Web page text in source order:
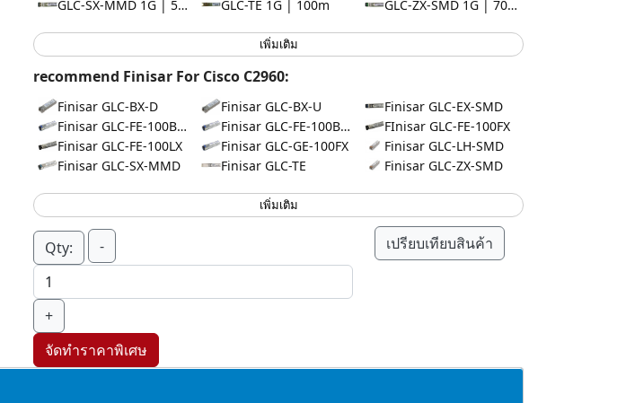
GLC-SX-MMD 1G | 550
GLC-TE 1G | 100m GLC-ZX-SMD 1G | 70km
เพิ่มเติม
recommend Finisar For Cisco C2960:
Finisar GLC-BX-D Finisar GLC-BX-U
Finisar GLC-EX-SMD
Finisar GLC-FE-100BX-D
Finisar GLC-FE-100BX-U
FInisar GLC-FE-100FX
Finisar GLC-FE-100LX
Finisar GLC-GE-100FX
Finisar GLC-LH-SMD
Finisar GLC-SX-MMD
Finisar GLC-TE Finisar GLC-ZX-SMD
เพิ่มเติม
Qty: -
+
จัดทำราคาพิเศษ
เปรียบเทียบสินค้า